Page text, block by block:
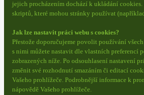
jejich procházením dochází k ukládání cookies.
skriptů, které mohou stránky používat
Jak lze nastavit práci webu s cookies?
Přestože doporučujeme povolit používání
s nimi můžete nastavit dle vlastních preferencí
zobrazených níže. Po odsouhlasení nastavení
změnit své rozhodnutí smazáním či editací
Vašeho prohlížeče. Podrobnější informace k
nápovědě Vašeho prohlížeče.